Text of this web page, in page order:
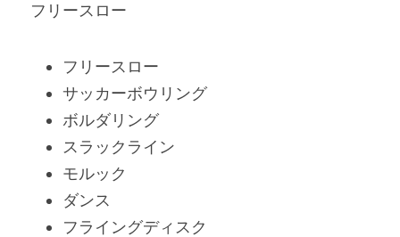
フリースロー
フリースロー
サッカーボウリング
ボルダリング
スラックライン
モルック
ダンス
フライングディスク